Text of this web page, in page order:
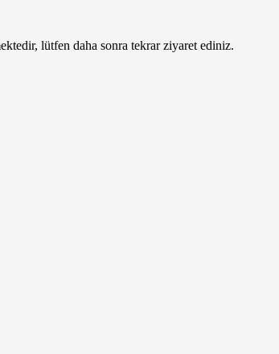
lütfen daha sonra tekrar ziyaret ediniz.